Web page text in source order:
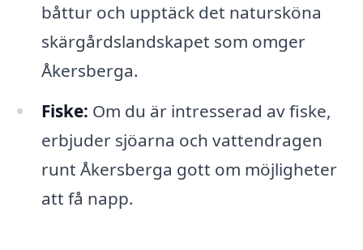
båttur och upptäck det natursköna
skärgårdslandskapet som omger
Åkersberga.
Fiske: Om du är intresserad av fiske,
erbjuder sjöarna och vattendragen
runt Åkersberga gott om möjligheter
att få napp.